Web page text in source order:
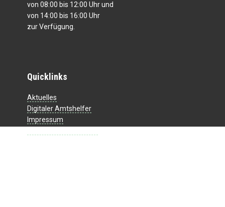
von 08:00 bis 12:00 Uhr und
von 14:00 bis 16:00 Uhr
zur Verfügung.
Quicklinks
Aktuelles
Digitaler Amtshelfer
Impressum